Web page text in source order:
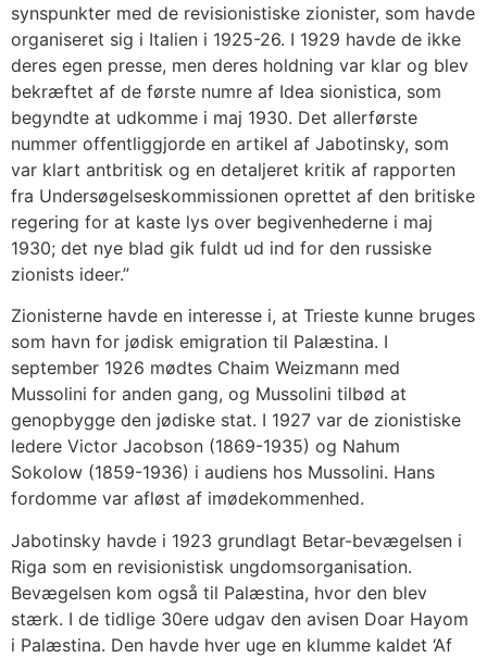
synspunkter med de revisionistiske zionister, som havde
organiseret sig i Italien i 1925-26. I 1929 havde de ikke
deres egen presse, men deres holdning var klar og blev
bekræftet af de første numre af Idea sionistica, som
begyndte at udkomme i maj 1930. Det allerførste
nummer offentliggjorde en artikel af Jabotinsky, som
var klart antbritisk og en detaljeret kritik af rapporten
fra Undersøgelseskommissionen oprettet af den britiske
regering for at kaste lys over begivenhederne i maj
1930; det nye blad gik fuldt ud ind for den russiske
zionists ideer.”
Zionisterne havde en interesse i, at Trieste kunne bruges
som havn for jødisk emigration til Palæstina. I
september 1926 mødtes Chaim Weizmann med
Mussolini for anden gang, og Mussolini tilbød at
genopbygge den jødiske stat. I 1927 var de zionistiske
ledere Victor Jacobson (1869-1935) og Nahum
Sokolow (1859-1936) i audiens hos Mussolini. Hans
fordomme var afløst af imødekommenhed.
Jabotinsky havde i 1923 grundlagt Betar-bevægelsen i
Riga som en revisionistisk ungdomsorganisation.
Bevægelsen kom også til Palæstina, hvor den blev
stærk. I de tidlige 30ere udgav den avisen Doar Hayom
i Palæstina. Den havde hver uge en klumme kaldet ‘Af